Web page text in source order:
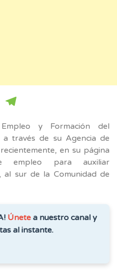
LinkedIn
y Formación del
a través de su Agencia de
en su página
para auxiliar
al sur de la Comunidad de
Únete a nuestro canal y
al instante.